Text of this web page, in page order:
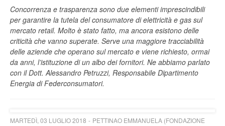
Concorrenza e trasparenza sono due elementi imprescindibili
per garantire la tutela del consumatore di elettricità e gas sul
mercato retail. Molto è stato fatto, ma ancora esistono delle
criticità che vanno superate. Serve una maggiore tracciabilità
delle aziende che operano sul mercato e viene richiesto, ormai
da anni, l’istituzione di un albo dei fornitori. Ne abbiamo parlato
con il Dott. Alessandro Petruzzi, Responsabile Dipartimento
Energia di Federconsumatori.
MARTEDÌ, 03 LUGLIO 2018
PETTINAO EMMANUELA (FONDAZIONE